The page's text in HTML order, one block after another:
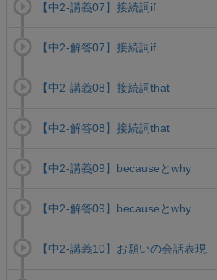
【中2-講義07】接続詞if
【中2-解答07】接続詞if
【中2-講義08】接続詞that
【中2-解答08】接続詞that
【中2-講義09】becauseとwhy
【中2-解答09】becauseとwhy
【中2-講義10】お願いの会話表現